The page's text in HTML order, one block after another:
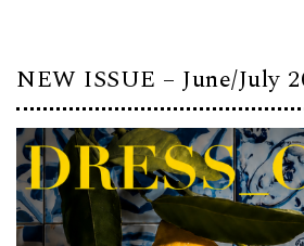
NEW ISSUE – June/July